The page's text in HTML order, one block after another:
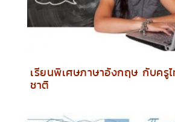
เรียนพิเศษภาษาอังกฤษ กับครู
ชาติ